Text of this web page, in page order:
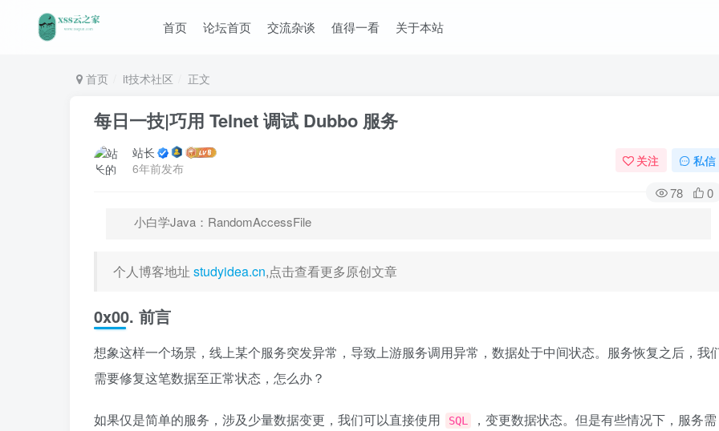
首页 论坛首页 交流杂谈 值得一看 关于本站
首页 it技术社区 正文
每日一技|巧用 Telnet 调试 Dubbo 服务
站长
6年前发布
关注 私信
78
0
小白学Java：RandomAccessFile
个人博客地址 studyidea.cn,点击查看更多原创文章
0x00. 前言
想象这样一个场景，线上某个服务突发异常，导致上游服务调用异常，数据处于中间状态。服务恢复之后，我
需要修复这笔数据至正常状态，怎么办？
如果仅是简单的服务，涉及少量数据变更，我们可以直接使用 SQL
，变更数据状态。但是有些情况下，服务需